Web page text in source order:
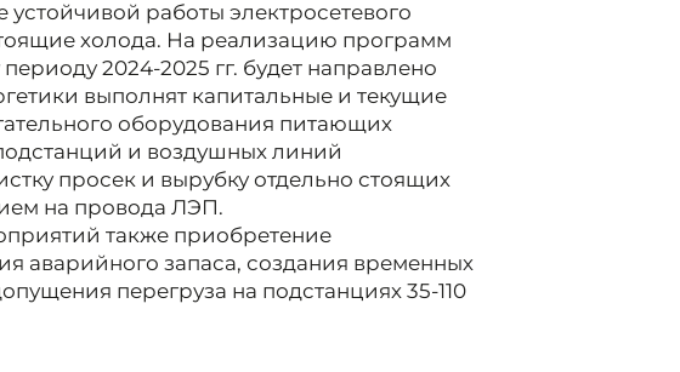
работы электросетевого
холода. На реализацию программ
2024-2025 гг. будет направлено
выполнят капитальные и текущие
оборудования питающих
и воздушных линий
просек и вырубку отдельно стоящих
на провода ЛЭП.
также приобретение
аварийного запаса, создания временных
перегруза на подстанциях 35-110